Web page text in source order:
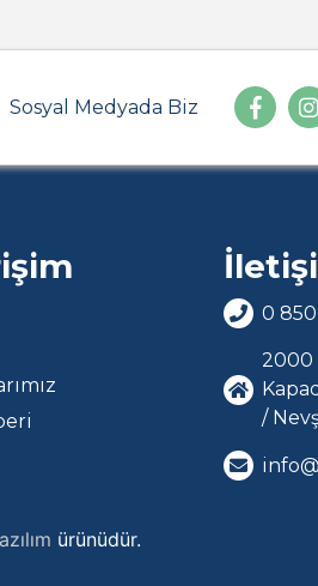
Sosyal Medyada Biz
0 850
2000
/
ürünüdür.